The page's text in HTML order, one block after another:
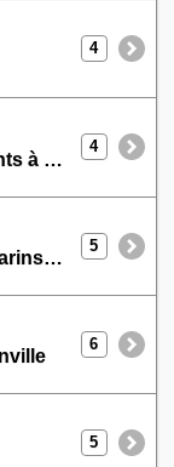
4
Festival Cap sur les Talents à Bricquebec
4
Festival des chants de Marins La Hougue
5
6
5